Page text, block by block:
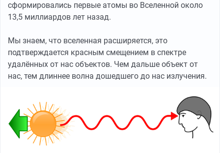
сформировались первые атомы во Вселенной около
13,5 миллиардов лет назад.
Мы знаем, что вселенная расширяется, это
подтверждается красным смещением в спектре
удалённых от нас объектов. Чем дальше объект от
нас, тем длиннее волна дошедшего до нас излучения.